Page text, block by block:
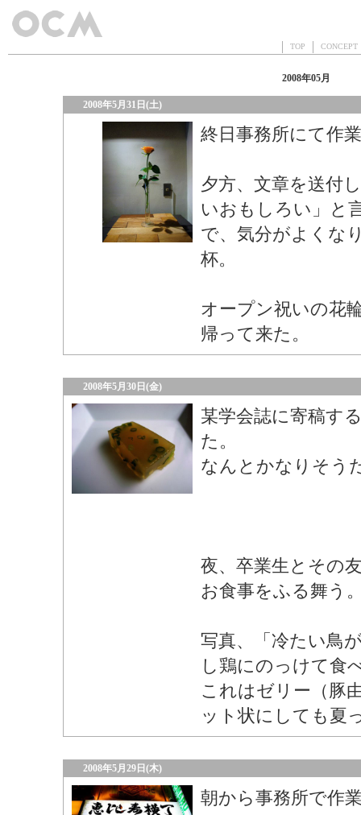
TOP
2008年05月
2008年5月31日(土)
終日事務所にて作
夕方、文章を送付
いおもしろい」と
で、気分がよくな
杯。
オープン祝いの花
帰って来た。
2008年5月30日(金)
某学会誌に寄稿す
た。
なんとかなりそう
夜、卒業生とその
お食事をふる舞う
写真、「冷たい鳥
し鶏にのっけて食
これはゼリー（豚
ット状にしても夏
2008年5月29日(木)
朝から事務所で作